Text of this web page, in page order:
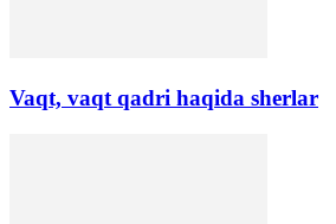
Vaqt, vaqt qadri haqida sherlar